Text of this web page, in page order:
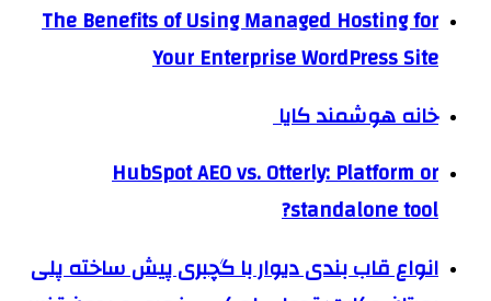
The Benefits of Using Managed Hosting for
Your Enterprise WordPress Site
خانه هوشمند کایا
HubSpot AEO vs. Otterly: Platform or
standalone tool?
انواع قاب بندی دیوار با گچبری پیش ساخته پلی